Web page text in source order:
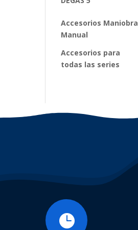
Accesorios Maniobra
Manual
Accesorios para
todas las series
